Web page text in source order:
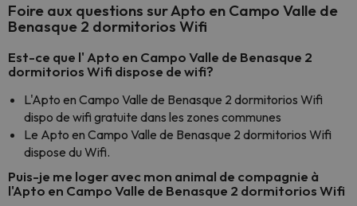
Foire aux questions sur Apto en Campo Valle de
Benasque 2 dormitorios Wifi
Est-ce que l' Apto en Campo Valle de Benasque 2
dormitorios Wifi dispose de wifi?
L'Apto en Campo Valle de Benasque 2 dormitorios Wifi
dispo de wifi gratuite dans les zones communes
Le Apto en Campo Valle de Benasque 2 dormitorios Wifi
dispose du Wifi.
Puis-je me loger avec mon animal de compagnie à
l'Apto en Campo Valle de Benasque 2 dormitorios Wifi